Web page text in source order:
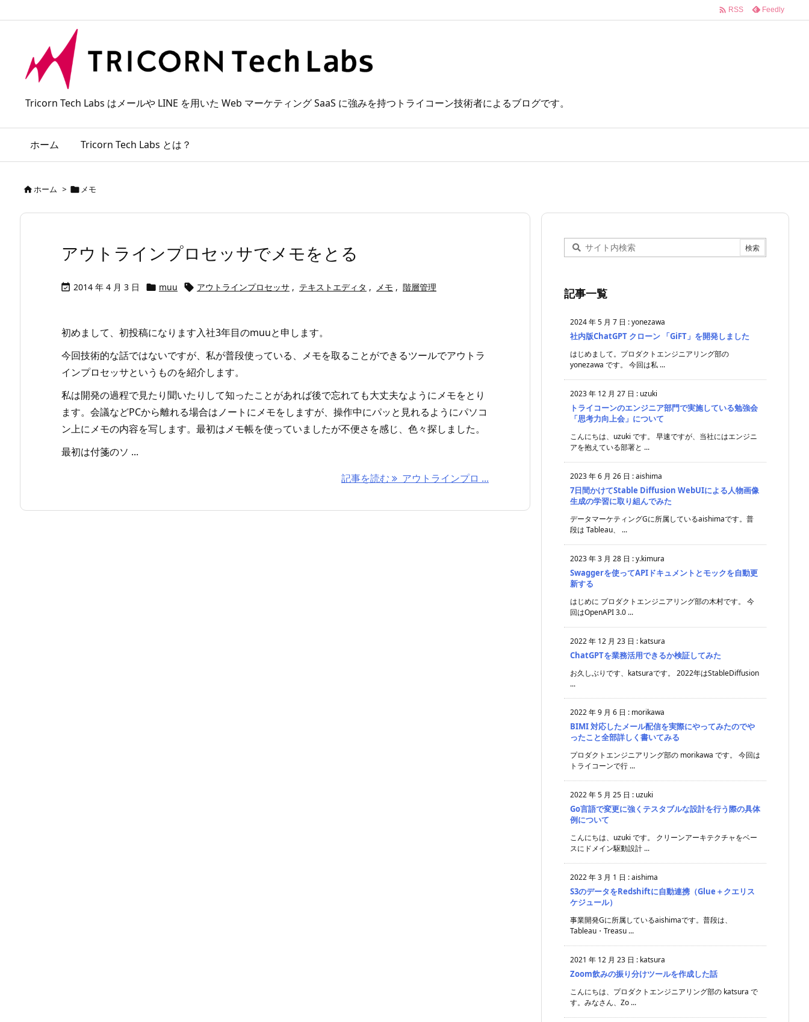
Tricorn Tech Labs はメールや LINE を用いた Web マーケティング SaaS に強みを持つトライコーン技術者によるブログです。
ホーム Tricorn Tech Labs とは？
 RSS Feedly
ホーム >  メモ
アウトラインプロセッサでメモをとる
 2014 年 4 月 3 日  muu  アウトラインプロセッサ , テキストエディタ , メモ , 階層管理
初めまして、初投稿になります入社3年目のmuuと申します。
今回技術的な話ではないですが、私が普段使っている、メモを取ることができるツールでアウトラ
インプロセッサというものを紹介します。
私は開発の過程で見たり聞いたりして知ったことがあれば後で忘れても大丈夫なようにメモをとり
ます。会議などPCから離れる場合はノートにメモをしますが、操作中にパッと見れるようにパソコ
ン上にメモの内容を写します。最初はメモ帳を使っていましたが不便さを感じ、色々探しました。
最初は付箋のソ ...
記事を読む
アウトラインプロ ...
記事一覧
2024 年 5 月 7 日 :yonezawa
社内版ChatGPT クローン 「GiFT」を開発しました
はじめまして。プロダクトエンジニアリング部の
yonezawa です。 今回は私 ...
2023 年 12 月 27 日 : uzuki
トライコーンのエンジニア部門で実施している勉強会
「思考力向上会」について
こんにちは、uzuki です。 早速ですが、当社にはエンジニ
アを抱えている部署と ...
2023 年 6 月 26 日 :aishima
7日間かけてStable Diffusion WebUIによる人物画像
生成の学習に取り組んでみた
データマーケティングGに所属しているaishimaです。普
段は Tableau、 ...
2023 年 3 月 28 日 :y.kimura
Swaggerを使ってAPIドキュメントとモックを自動更
新する
はじめに プロダクトエンジニアリング部の木村です。 今
回はOpenAPI 3.0 ...
2022 年 12 月 23 日 : katsura
ChatGPTを業務活用できるか検証してみた
お久しぶりです、katsuraです。 2022年はStableDiffusion
...
2022 年 9 月 6 日 : morikawa
BIMI 対応したメール配信を実際にやってみたのでや
ったこと全部詳しく書いてみる
プロダクトエンジニアリング部の morikawa です。 今回は
トライコーンで行 ...
2022 年 5 月 25 日 : uzuki
Go言語で変更に強くテスタブルな設計を行う際の具体
例について
こんにちは、uzuki です。 クリーンアーキテクチャをベー
スにドメイン駆動設計 ...
2022 年 3 月 1 日 :aishima
S3のデータをRedshiftに自動連携（Glue＋クエリス
ケジュール）
事業開発Gに所属しているaishimaです。普段は、
Tableau・Treasu ...
2021 年 12 月 23 日 : katsura
Zoom飲みの振り分けツールを作成した話
こんにちは、プロダクトエンジニアリング部の katsura で
す。みなさん、Zo ...